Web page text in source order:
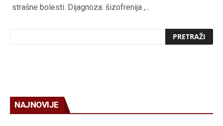
strašne bolesti. Dijagnoza: šizofrenija ,...
NAJNOVIJE